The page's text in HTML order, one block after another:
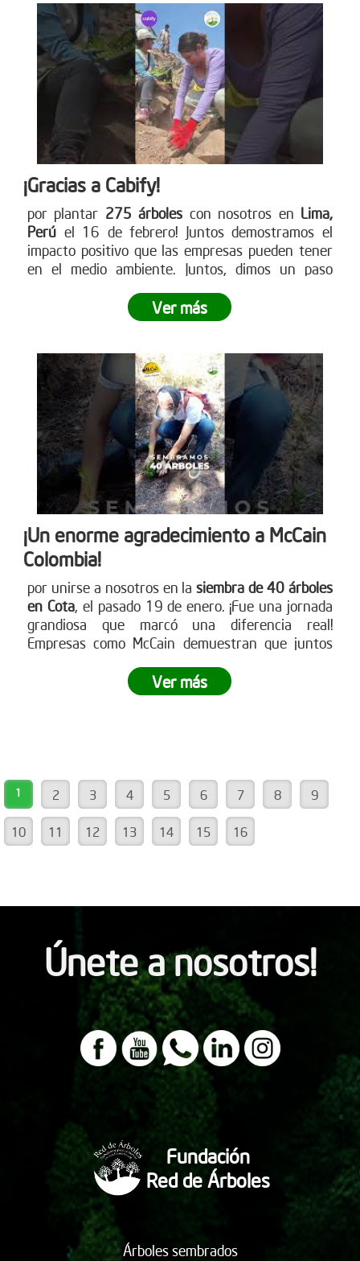
¡Gracias a Cabify!
por plantar 275 árboles con nosotros en Lima,
Perú el 16 de febrero! Juntos demostramos el
impacto positivo que las empresas pueden tener
en el medio ambiente. Juntos, dimos un paso
poderoso que es el trabajo en equipo.
está lista para ser parte del cambio?
única de siembra empresarial. Conoce cómo en
www.reddearboles.org
Ver más
¡Un enorme agradecimiento a McCain
Colombia!
por unirse a nosotros en lasiembra de 40 árboles
en Cota, el pasado 19 de enero. ¡Fue una jornada
grandiosa que marcó una diferencia real!
Empresas como McCain demuestran que juntos
entorno. ¿Tu empresa está lista para ser parte del
cambio? Únete a nuestras siembras empresariales
Ver más
1 2 3 4 5 6 7 8 9
10 11 12 13 14 15 16
Únete a nosotros!
Fundación
Red de Árboles
Árboles sembrados